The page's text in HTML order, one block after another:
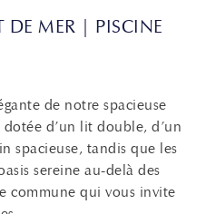
DE MER | PISCINE
de notre spacieuse
d’un lit double, d’un
spacieuse, tandis que les
sereine au-delà des
commune qui vous invite